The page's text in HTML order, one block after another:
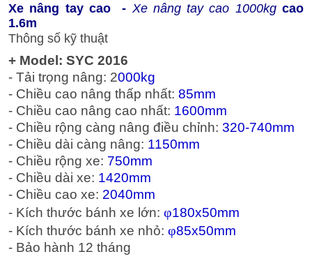
Xe nâng tay cao - Xe nâng tay cao 1000kgcao
1.6m
Thông số kỹ thuật
+ Model: SYC 2016
- Tải trọng nâng: 2000kg
- Chiều cao nâng thấp nhất: 85mm
- Chiều cao nâng cao nhất: 1600mm
- Chiều rộng càng nâng điều chỉnh: 320-740mm
- Chiều dài càng nâng: 1150mm
- Chiều rộng xe: 750mm
- Chiều dài xe: 1420mm
- Chiều cao xe: 2040mm
- Kích thước bánh xe lớn: φ180x50mm
- Kích thước bánh xe nhỏ: φ85x50mm
- Bảo hành 12 tháng